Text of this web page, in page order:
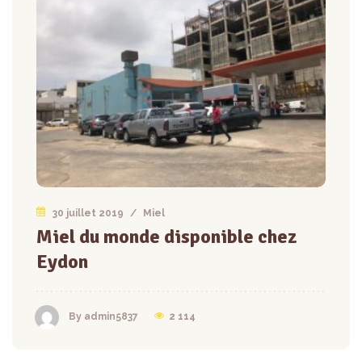
30 juillet 2019 / Miel
Miel du monde disponible chez
Eydon
By admin5837 2 114